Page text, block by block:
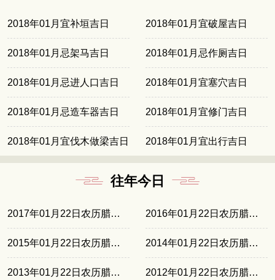
2018年01月宜补垣吉日 2018年01月宜破屋吉日
2018年01月忌架马吉日 2018年01月忌作厕吉日
2018年01月忌进人口吉日 2018年01月宜塞穴吉日
2018年01月忌造车器吉日 2018年01月宜修门吉日
2018年01月宜伐木做梁吉日 2018年01月宜出行吉日
往年今日
2017年01月22日农历腊月廿五 2016年01月22日农历腊月十三
2015年01月22日农历腊月初三 2014年01月22日农历腊月廿二
2013年01月22日农历腊月十一 2012年01月22日农历腊月廿九